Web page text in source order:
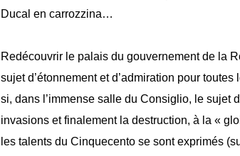
Ducal en carrozzina…
Redécouvrir le palais du gouvernement de la
sujet d’étonnement et d’admiration pour
si, dans l’immense salle du Consiglio, le sujet
invasions et finalement la destruction, à la «
les talents du Cinquecento se sont exprimés